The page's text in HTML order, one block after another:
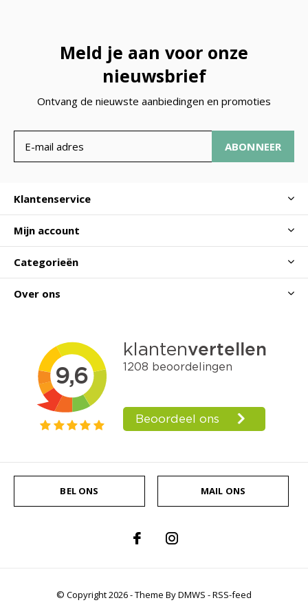
Meld je aan voor onze
nieuwsbrief
Ontvang de nieuwste aanbiedingen en promoties
ABONNEER
Klantenservice
Mijn account
Categorieën
Over ons
BEL ONS MAIL ONS
© Copyright2026- Theme ByDMWS -RSS-feed